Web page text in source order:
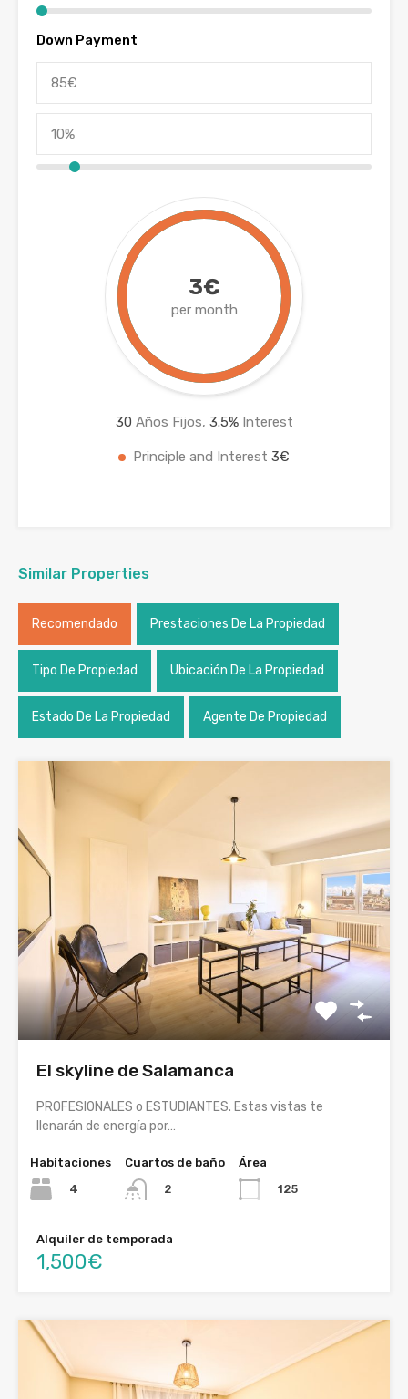
Down Payment
3€
per month
30 Años Fijos, 3.5%Interest
Principle and Interest 3€
Similar Properties
Recomendado Prestaciones De La Propiedad
Tipo De Propiedad Ubicación De La Propiedad
Estado De La Propiedad Agente De Propiedad
El skyline de Salamanca
PROFESIONALES o ESTUDIANTES. Estas vistas te
llenarán de energía por…
Habitaciones
4
Cuartos de baño
2
Área
125
Alquiler de temporada
1,500€